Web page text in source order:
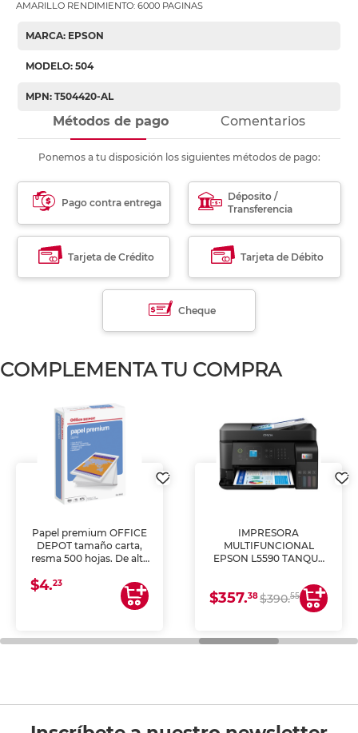
AMARILLO RENDIMIENTO: 6000 PAGINAS
MARCA: EPSON
MODELO: 504
MPN: T504420-AL
Métodos de pago Comentarios
Ponemos a tu disposición los siguientes métodos de pago:
Pago contra entrega
Déposito /
Transferencia
Tarjeta de Crédito Tarjeta de Débito
Cheque
COMPLEMENTA TU COMPRA
Papel premium OFFICE
DEPOT tamaño carta,
resma 500 hojas. De alta
uniforme, ideal para
impresoras de inyección
de tinta y láser,
general de oficina.
$4.23
IMPRESORA
MULTIFUNCIONAL
EPSON L5590 TANQUE
COPIA Y ESCANEA)
$357.38$390.55